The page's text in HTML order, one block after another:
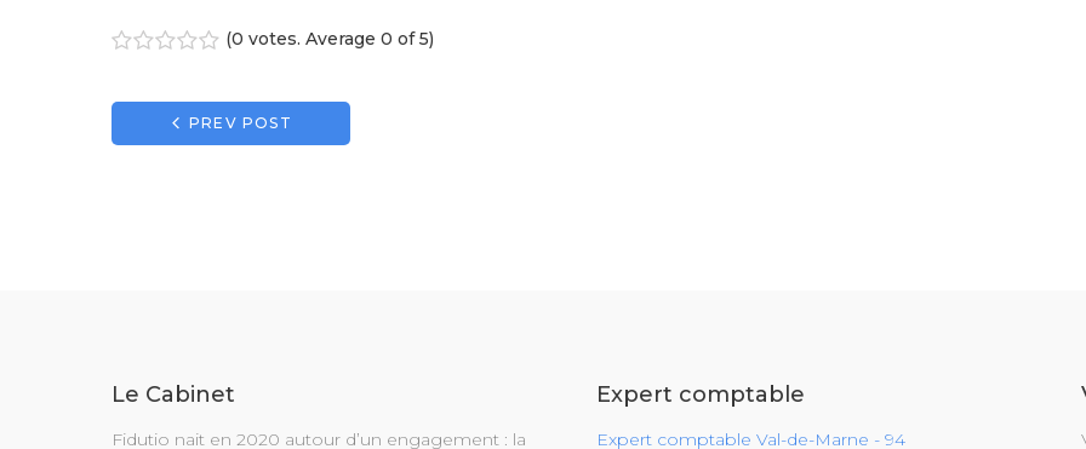
(0 votes. Average 0 of 5)
Navigation
PREV POST
Le Cabinet
Fidutio nait en 2020 autour d’un engagement : la
Expert comptable
Expert comptable Val-de-Marne - 94